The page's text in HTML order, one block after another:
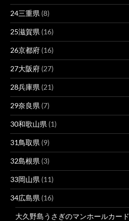
24三重県 (8)
25滋賀県 (16)
26京都府 (16)
27大阪府 (27)
28兵庫県 (21)
29奈良県 (7)
30和歌山県 (1)
31鳥取県 (9)
32島根県 (3)
33岡山県 (11)
34広島県 (16)
大久野島うさぎのマンホールカード